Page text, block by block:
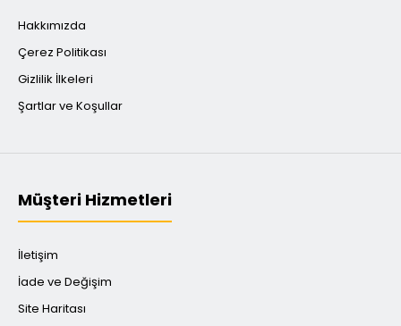
Hakkımızda
Çerez Politikası
Gizlilik İlkeleri
Şartlar ve Koşullar
Müşteri Hizmetleri
İletişim
İade ve Değişim
Site Haritası